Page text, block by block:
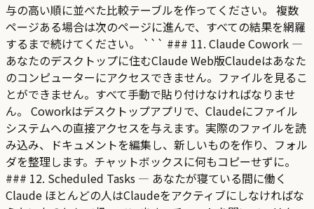
与の高い順に並べた比較テーブルを作ってください。 複数
ページある場合は次のページに進んで、すべての結果を網羅
するまで続けてください。 ``` ### 11. Claude Cowork —
あなたのデスクトップに住むClaude Web版Claudeはあなた
のコンピューターにアクセスできません。ファイルを見るこ
とができません。すべて手動で貼り付けなければなりませ
ん。 Coworkはデスクトップアプリで、Claudeにファイル
システムへの直接アクセスを与えます。実際のファイルを読
み込み、ドキュメントを編集し、新しいものを作り、フォル
ダを整理します。チャットボックスに何もコピーせずに。
### 12. Scheduled Tasks — あなたが寝ている間に働く
Claude ほとんどの人はClaudeをアクティブにしなければな